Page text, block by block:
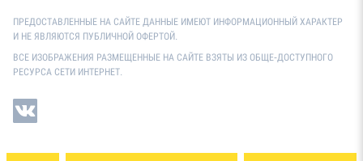
ПРЕДОСТАВЛЕННЫЕ НА САЙТЕ ДАННЫЕ ИМЕЮТ ИНФОРМАЦИОННЫЙ ХАРАКТЕР
И НЕ ЯВЛЯЮТСЯ ПУБЛИЧНОЙ ОФЕРТОЙ.
ВСЕ ИЗОБРАЖЕНИЯ РАЗМЕЩЕННЫЕ НА САЙТЕ ВЗЯТЫ ИЗ ОБЩЕ-ДОСТУПНОГО
РЕСУРСА СЕТИ ИНТЕРНЕТ.